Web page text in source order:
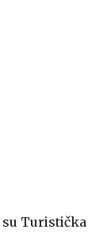
su Turistička